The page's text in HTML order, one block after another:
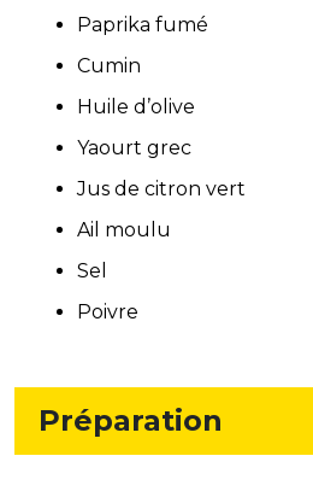
Paprika fumé
Cumin
Huile d’olive
Yaourt grec
Jus de citron vert
Ail moulu
Sel
Poivre
Préparation